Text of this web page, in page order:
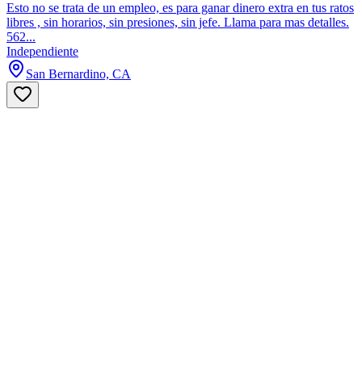
Esto no se trata de un empleo, es para ganar dinero extra en tus ratos
libres , sin horarios, sin presiones, sin jefe. Llama para mas detalles.
562...
Independiente
San Bernardino, CA